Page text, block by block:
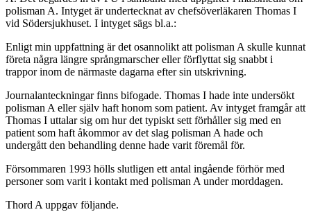
polisman A. Intyget är undertecknat av chefsöverläkaren Thomas I
vid Södersjukhuset. I intyget sägs bl.a.:
Enligt min uppfattning är det osannolikt att polisman A skulle kunnat
företa några längre språngmarscher eller förflyttat sig snabbt i
trappor inom de närmaste dagarna efter sin utskrivning.
Journalanteckningar finns bifogade. Thomas I hade inte undersökt
polisman A eller själv haft honom som patient. Av intyget framgår att
Thomas I uttalar sig om hur det typiskt sett förhåller sig med en
patient som haft åkommor av det slag polisman A hade och
undergått den behandling denne hade varit föremål för.
Försommaren 1993 hölls slutligen ett antal ingående förhör med
personer som varit i kontakt med polisman A under morddagen.
Thord A uppgav följande.